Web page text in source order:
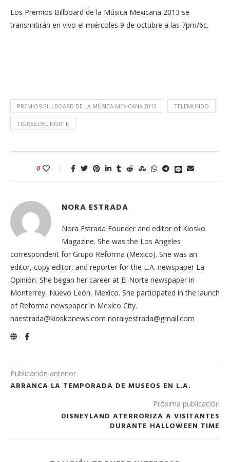
Los Premios Billboard de la Música Mexicana 2013 se
transmitirán en vivo el miércoles 9 de octubre a las 7pm/6c.
PREMIOS BILLBOARD DE LA MÚSICA MEXICANA 2013 TELEMUNDO
TIGRES DEL NORTE
0
NORA ESTRADA
Nora Estrada Founder and editor of Kiosko
Magazine. She was the Los Angeles
correspondent for Grupo Reforma (Mexico). She was an
editor, copy editor, and reporter for the L.A. newspaper La
Opinión. She began her career at El Norte newspaper in
Monterrey, Nuevo León, Mexico. She participated in the launch
of Reforma newspaper in Mexico City.
naestrada@kioskonews.com noralyestrada@gmail.com
Publicación anterior
ARRANCA LA TEMPORADA DE MUSEOS EN L.A.
Próxima publicación
DISNEYLAND ATERRORIZA A VISITANTES
DURANTE HALLOWEEN TIME